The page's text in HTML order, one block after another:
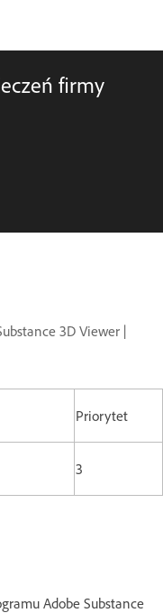
firmy
3D Viewer |
Priorytet
3
Adobe Substance